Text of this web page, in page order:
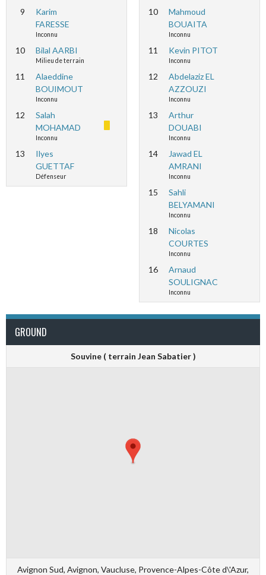
9
Karim
FARESSE
Inconnu
10 Bilal AARBI
Milieu de terrain
11
Alaeddine
BOUIMOUT
Inconnu
12
Salah
MOHAMAD
Inconnu
13
Ilyes
GUETTAF
Défenseur
10
Mahmoud
BOUAITA
Inconnu
11 Kevin PITOT
Inconnu
12
Abdelaziz EL
AZZOUZI
Inconnu
13
Arthur
DOUABI
Inconnu
14
Jawad EL
AMRANI
Inconnu
15
Sahli
BELYAMANI
Inconnu
18
Nicolas
COURTES
Inconnu
16
Arnaud
SOULIGNAC
Inconnu
GROUND
Souvine ( terrain Jean Sabatier )
Avignon Sud, Avignon, Vaucluse, Provence-Alpes-Côte d\'Azur,